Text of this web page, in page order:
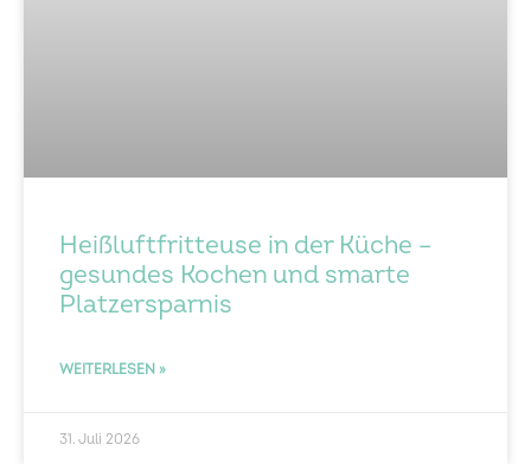
Heißluftfritteuse in der Küche –
gesundes Kochen und smarte
Platzersparnis
WEITERLESEN »
31. Juli 2026